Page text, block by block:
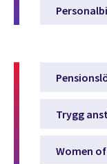
Trygg
Women of